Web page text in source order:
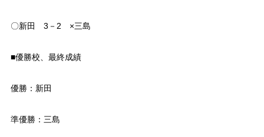
〇新田 3－2 ×三島
■優勝校、最終成績
優勝：新田
準優勝：三島